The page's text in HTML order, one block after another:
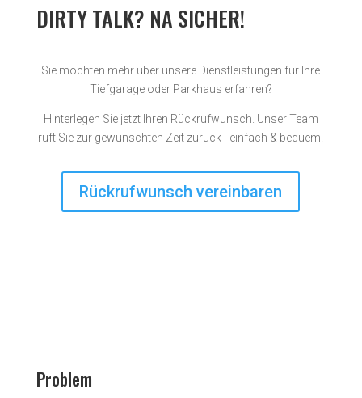
DIRTY TALK? NA SICHER!
Sie möchten mehr über unsere Dienstleistungen für Ihre
Tiefgarage oder Parkhaus erfahren?
Hinterlegen Sie jetzt Ihren Rückrufwunsch. Unser Team
ruft Sie zur gewünschten Zeit zurück - einfach & bequem.
Rückrufwunsch vereinbaren
Problem